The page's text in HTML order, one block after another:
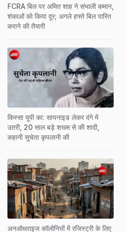
FCRA बिल पर अमित शाह ने संभाली कमान,
शंकाओं को किया दूर; अगले हफ्ते बिल पारित
कराने की तैयारी
किस्सा यूपी का: सायनाइड लेकर दंगे में
उतरी, 20 साल बड़े शख्स से की शादी,
कहानी सुचेता कृपलानी की
अनऑथराइज कॉलोनियों में रजिस्ट्री के लिए